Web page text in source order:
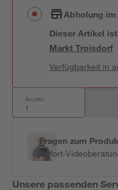
Abholung
Dieser Artikel
MarktTroisdorf
Verfügbarkeit in
Anzahl:
Fragen zum
Sofort-
Unsere passenden